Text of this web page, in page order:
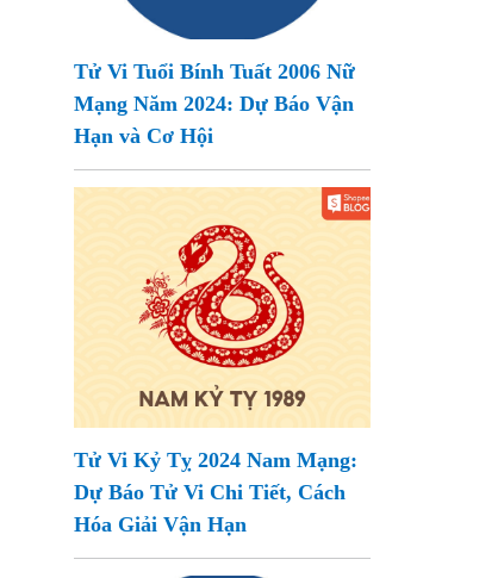
Tử Vi Tuổi Bính Tuất 2006 Nữ
Mạng Năm 2024: Dự Báo Vận
Hạn và Cơ Hội
Tử Vi Kỷ Tỵ 2024 Nam Mạng:
Dự Báo Tử Vi Chi Tiết, Cách
Hóa Giải Vận Hạn